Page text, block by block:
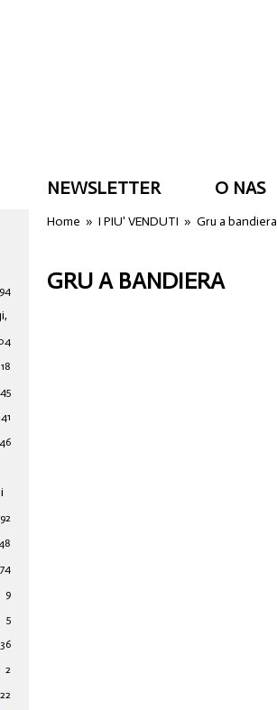
NEWSLETTER O NAS
18
45
41
46
92
74
9
5
36
2
22
Home »I PIU' VENDUTI »Gru a bandiera
GRU A BANDIERA